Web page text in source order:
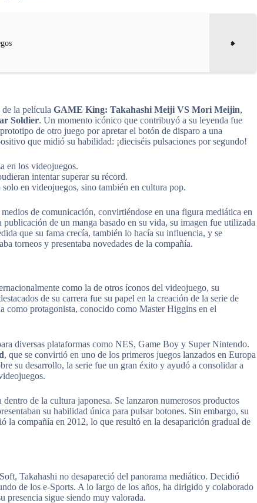
la película GAME King: Takahashi Meiji VS Mori Meijin,
Soldier. Un momento icónico que contribuyó a su leyenda fue
de otro juego por apretar el botón de disparo a una
que midió su habilidad: ¡dieciséis pulsaciones por segundo!
en los videojuegos.
intentar superar su récord.
en videojuegos, sino también en cultura pop.
de comunicación, convirtiéndose en una figura mediática en
de un manga basado en su vida, su imagen fue utilizada
que su fama crecía, también lo hacía su influencia, y se
torneos y presentaba novedades de la compañía.
como la de otros íconos del videojuego, su
de su carrera fue su papel en la creación de la serie de
como protagonista, conocido como Master Higgins en el
diversas plataformas como NES, Game Boy y Super Nintendo.
, que se convirtió en uno de los primeros juegos lanzados en Europa
su desarrollo, la serie fue un gran éxito y ayudó a consolidar a
de la cultura japonesa. Se lanzaron numerosos productos
su habilidad única para pulsar botones. Sin embargo, su
compañía en 2012, lo que resultó en la desaparición gradual de
Takahashi no desapareció del panorama mediático. Decidió
de los e-Sports. A lo largo de los años, ha dirigido y colaborado
presencia sigue siendo muy valorada.